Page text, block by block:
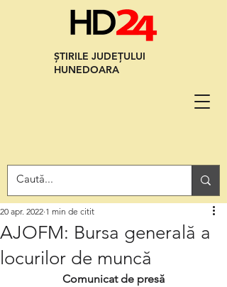
ȘTIRILE JUDEȚULUI
HUNEDOARA
AJOFM: Bursa generală a
locurilor de muncă
20 apr. 2022 1 min de citit
Comunicat de presă